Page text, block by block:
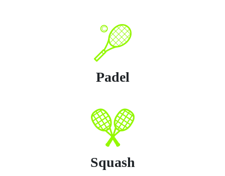
Padel
Squash